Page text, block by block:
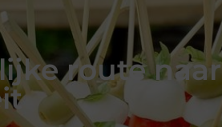
route naar